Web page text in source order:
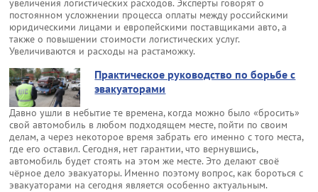
увеличения логистических расходов. Эксперты говорят о
постоянном усложнении процесса оплаты между российскими
юридическими лицами и европейскими поставщиками авто, а
также о повышении стоимости логистических услуг.
Увеличиваются и расходы на растаможку.
Практическое руководство по борьбе с
эвакуаторами
Давно ушли в небытие те времена, когда можно было «бросить»
свой автомобиль в любом подходящем месте, пойти по своим
делам, а через некоторое время забрать его именно с того места,
где его оставил. Сегодня, нет гарантии, что вернувшись,
автомобиль будет стоять на этом же месте. Это делают своё
чёрное дело эвакуаторы. Именно поэтому вопрос, как бороться с
эвакуаторами на сегодня является особенно актуальным.